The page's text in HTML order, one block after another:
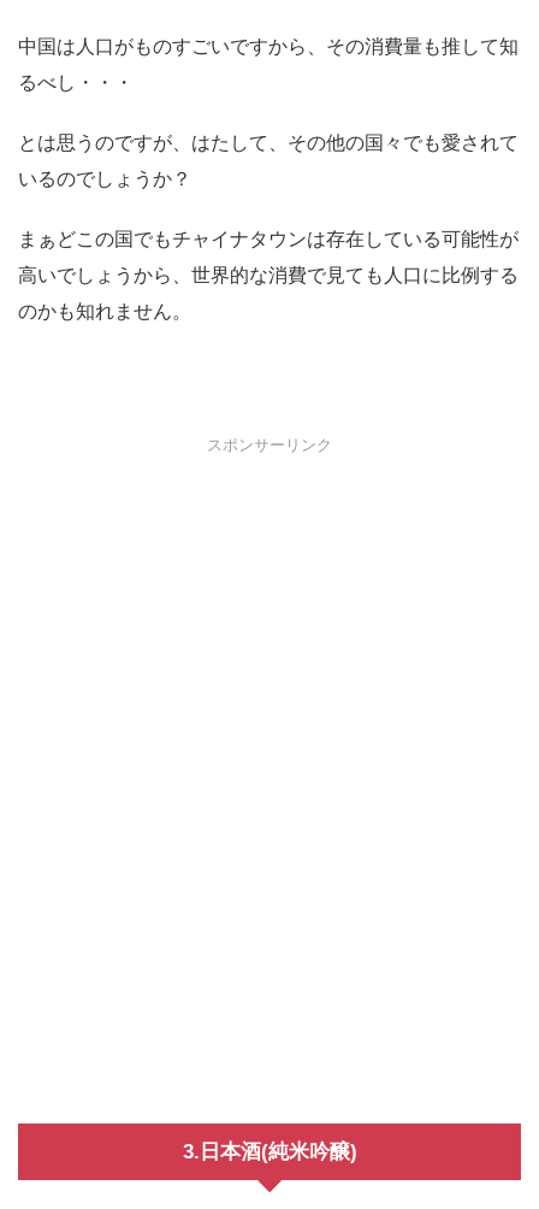
中国は人口がものすごいですから、その消費量も推して知
るべし・・・
とは思うのですが、はたして、その他の国々でも愛されて
いるのでしょうか？
まぁどこの国でもチャイナタウンは存在している可能性が
高いでしょうから、世界的な消費で見ても人口に比例する
のかも知れません。
スポンサーリンク
3.日本酒(純米吟醸)